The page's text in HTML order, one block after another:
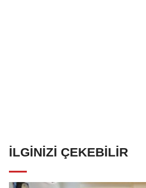
İLGINIZI ÇEKEBILIR